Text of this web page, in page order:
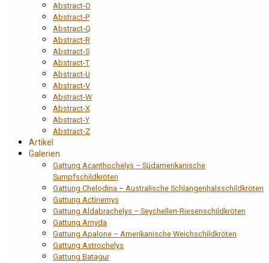
Abstract-O
Abstract-P
Abstract-Q
Abstract-R
Abstract-S
Abstract-T
Abstract-U
Abstract-V
Abstract-W
Abstract-X
Abstract-Y
Abstract-Z
Artikel
Galerien
Gattung Acanthochelys – Südamerikanische
Sumpfschildkröten
Gattung Chelodina – Australische Schlangenhalsschildkröten
Gattung Actinemys
Gattung Aldabrachelys – Seychellen-Riesenschildkröten
Gattung Amyda
Gattung Apalone – Amerikanische Weichschildkröten
Gattung Astrochelys
Gattung Batagur